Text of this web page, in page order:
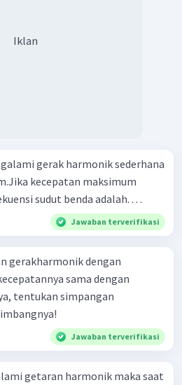
Iklan
gerak harmonik sederhana
kecepatan maksimum
sudut benda adalah. . . .
Jawaban terverifikasi
gerakharmonik dengan
sama dengan
tentukan simpangan
Jawaban terverifikasi
getaran harmonik maka saat